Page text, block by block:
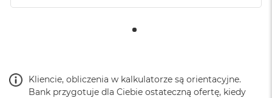
Kliencie, obliczenia w kalkulatorze są orientacyjne.
Bank przygotuje dla Ciebie ostateczną ofertę, kiedy